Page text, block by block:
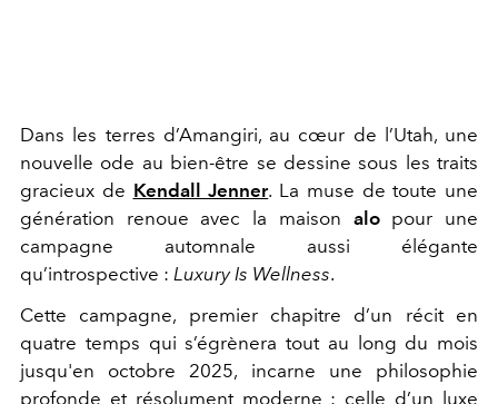
Dans les terres d’Amangiri, au cœur de l’Utah, une
nouvelle ode au bien-être se dessine sous les traits
gracieux de Kendall Jenner. La muse de toute une
génération renoue avec la maison alopour une
campagne automnale aussi élégante
qu’introspective : Luxury Is Wellness.
Cette campagne, premier chapitre d’un récit en
quatre temps qui s’égrènera tout au long du mois
jusqu'en octobre 2025, incarne une philosophie
profonde et résolument moderne : celle d’un luxe